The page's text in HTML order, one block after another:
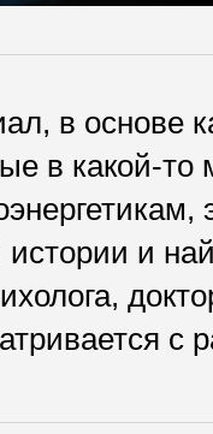
в основе
в какой-
и